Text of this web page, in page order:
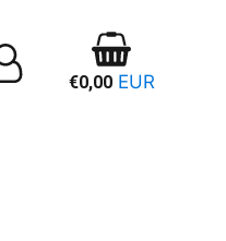
€0,00EUR